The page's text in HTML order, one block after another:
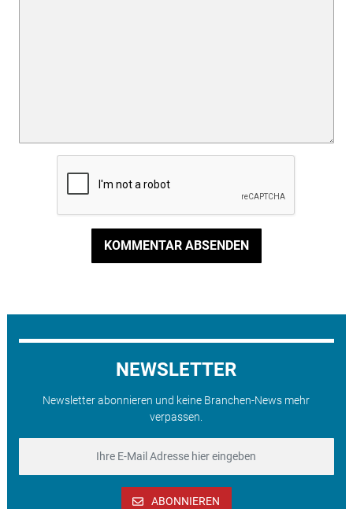
KOMMENTAR ABSENDEN
NEWSLETTER
Newsletter abonnieren und keine Branchen-News mehr
verpassen.
ABONNIEREN